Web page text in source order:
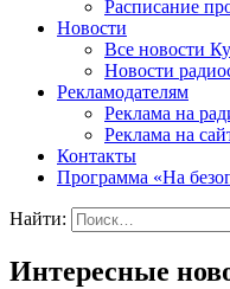
Расписание
Новости
Все новости
Новости
Рекламодателям
Реклама на
Реклама на
Контакты
Программа «На
Найти:
Интересные